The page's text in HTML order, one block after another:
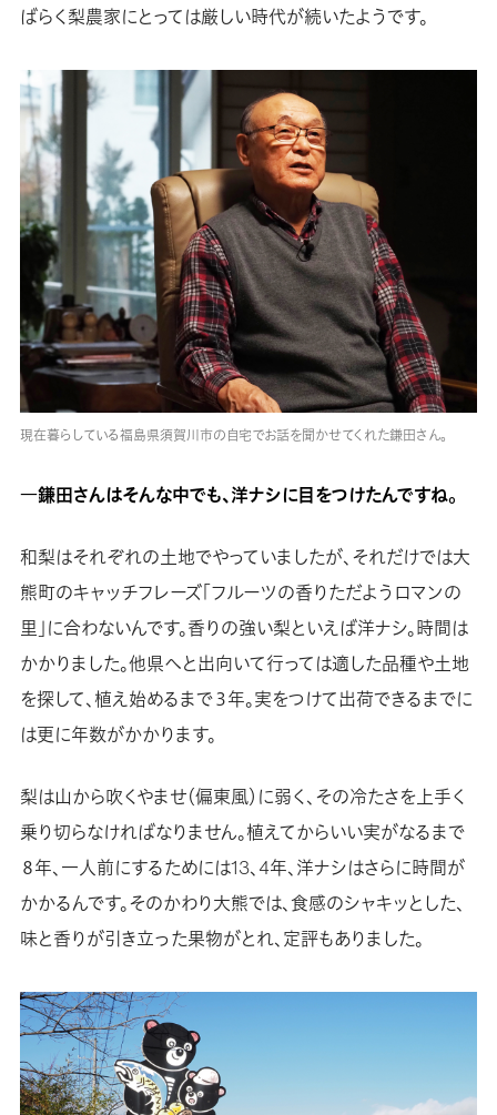
ばらく梨農家にとっては厳しい時代が続いたようです。
現在暮らしている福島県須賀川市の自宅でお話を聞かせてくれた鎌田さん。
―鎌田さんはそんな中でも、洋ナシに目をつけたんですね。
和梨はそれぞれの土地でやっていましたが、それだけでは大
熊町のキャッチフレーズ「フルーツの香りただようロマンの
里」に合わないんです。香りの強い梨といえば洋ナシ。時間は
かかりました。他県へと出向いて行っては適した品種や土地
を探して、植え始めるまで３年。実をつけて出荷できるまでに
は更に年数がかかります。
梨は山から吹くやませ（偏東風）に弱く、その冷たさを上手く
乗り切らなければなりません。植えてからいい実がなるまで
８年、一人前にするためには13、4年、洋ナシはさらに時間が
かかるんです。そのかわり大熊では、食感のシャキッとした、
味と香りが引き立った果物がとれ、定評もありました。